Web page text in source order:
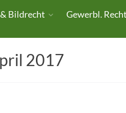
Bildrecht Gewerbl.
2017